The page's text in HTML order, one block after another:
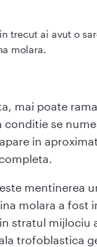
trecut ai avut o
molara.
mai poate
conditie se
in
mentinerea
molara a fost
stratul mijlociu
trofoblastica